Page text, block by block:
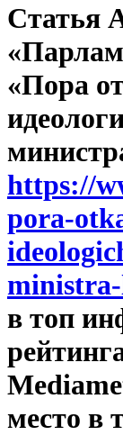
Статья
«Пора
https://
pora-
в топ
место в